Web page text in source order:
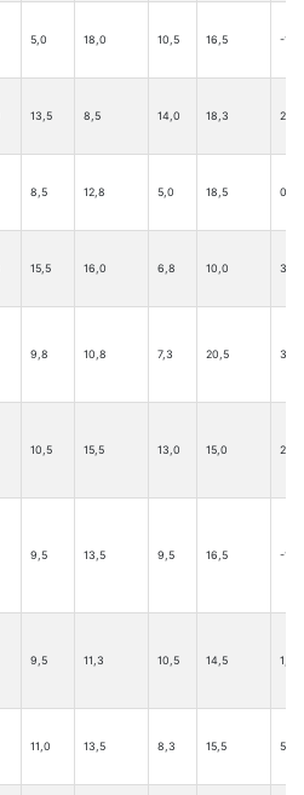
5,0 18,0 10,5 16,5 -1,3
13,5 8,5 14,0 18,3 2,5
8,5 12,8 5,0 18,5 0,0
15,5 16,0 6,8 10,0 3,8
9,8 10,8 7,3 20,5 3,8
10,5 15,5 13,0 15,0 2,3
9,5 13,5 9,5 16,5 -1,0
9,5 11,3 10,5 14,5 1,3
11,0 13,5 8,3 15,5 5,5